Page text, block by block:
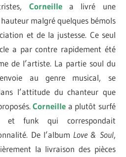
Corneillea livré une
malgré quelques bémols
et de la justesse. Ce seul
a par contre rapidement été
de l’artiste. La partie soul du
au genre musical, se
l’attitude du chanteur que
Corneille a plutôt surfé
funk qui correspondait
De l’album Love & Soul,
la livraison des pièces